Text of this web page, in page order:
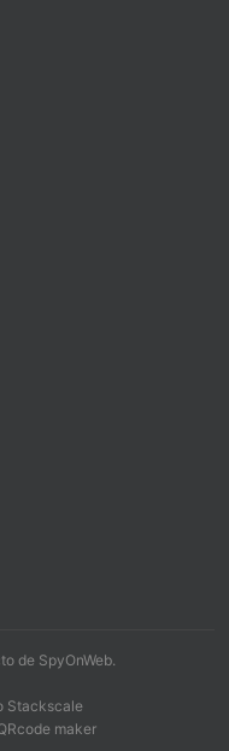
de SpyOnWeb.
Stackscale
maker